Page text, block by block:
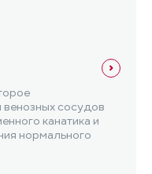
сосудов
канатика и
нормального